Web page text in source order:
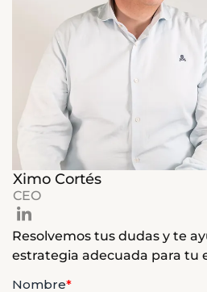
Ximo Cortés
CEO
Resolvemos tus dudas y te
estrategia adecuada para tu